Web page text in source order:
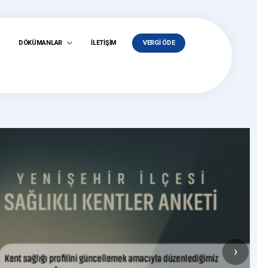
DÖKÜMANLAR İLETİŞİM VERGİ ÖDE
›